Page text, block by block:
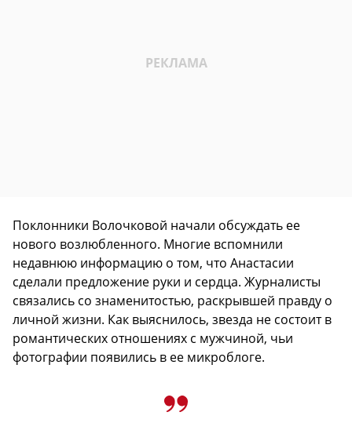
Поклонники Волочковой начали обсуждать ее
нового возлюбленного. Многие вспомнили
недавнюю информацию о том, что Анастасии
сделали предложение руки и сердца. Журналисты
связались со знаменитостью, раскрывшей правду о
личной жизни. Как выяснилось, звезда не состоит в
романтических отношениях с мужчиной, чьи
фотографии появились в ее микроблоге.